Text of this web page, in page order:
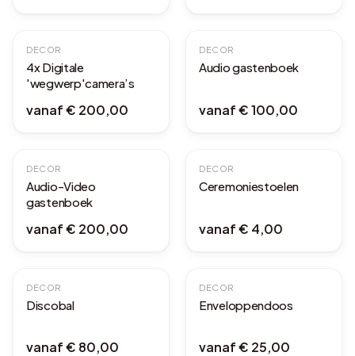
DECOR
4x Digitale
'wegwerp'camera’s
vanaf€ 200,00
DECOR
Audio gastenboek
vanaf€ 100,00
DECOR
Audio-Video
gastenboek
vanaf€ 200,00
DECOR
Ceremoniestoelen
vanaf€ 4,00
DECOR
Discobal
vanaf€ 80,00
DECOR
Enveloppendoos
vanaf€ 25,00